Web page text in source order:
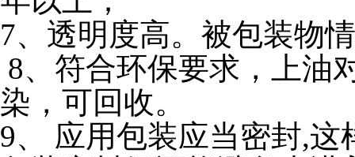
7、 透明度高。被包装物
8、符合环保要求，上油
染，可回收。
9、
应用包装应当密封,